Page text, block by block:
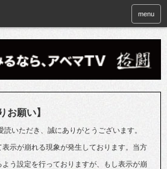
menu
お願い】
いただき、誠にありがとうございます。
示が崩れる現象が発生しております。当方
う設定を行っておりますが、もし表示が崩